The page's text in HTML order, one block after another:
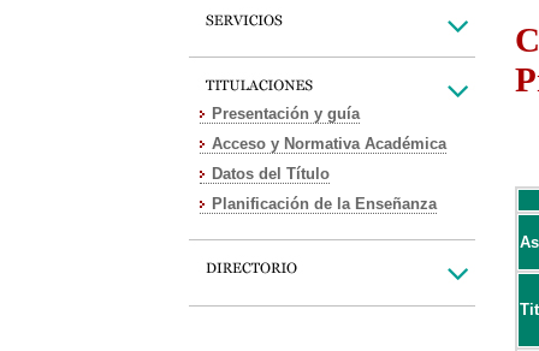
Presentación y guía
Acceso y Normativa Académica
Datos del Título
Planificación de la Enseñanza